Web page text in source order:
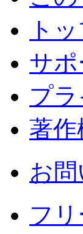
ト
サ
プ
著
お
フ